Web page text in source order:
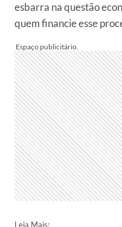
esbarra na questão
quem financie esse
Leia Mais: